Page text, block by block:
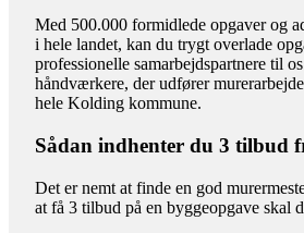
Med 500.000 formidlede opgaver og
i hele landet, kan du trygt overlade
professionelle samarbejdspartnere til
håndværkere, der udfører
hele Kolding kommune.
Sådan indhenter du 3 tilbud
Det er nemt at finde en god
at få 3 tilbud på en byggeopgave skal